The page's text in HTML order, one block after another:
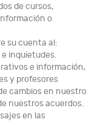
de cursos,
o
su cuenta al:
inquietudes.
e información,
y profesores
cambios en nuestro
nuestros acuerdos.
en las